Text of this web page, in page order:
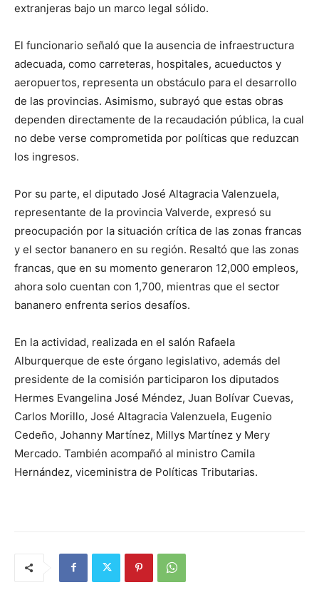
extranjeras bajo un marco legal sólido.
El funcionario señaló que la ausencia de infraestructura
adecuada, como carreteras, hospitales, acueductos y
aeropuertos, representa un obstáculo para el desarrollo
de las provincias. Asimismo, subrayó que estas obras
dependen directamente de la recaudación pública, la cual
no debe verse comprometida por políticas que reduzcan
los ingresos.
Por su parte, el diputado José Altagracia Valenzuela,
representante de la provincia Valverde, expresó su
preocupación por la situación crítica de las zonas francas
y el sector bananero en su región. Resaltó que las zonas
francas, que en su momento generaron 12,000 empleos,
ahora solo cuentan con 1,700, mientras que el sector
bananero enfrenta serios desafíos.
En la actividad, realizada en el salón Rafaela
Alburquerque de este órgano legislativo, además del
presidente de la comisión participaron los diputados
Hermes Evangelina José Méndez, Juan Bolívar Cuevas,
Carlos Morillo, José Altagracia Valenzuela, Eugenio
Cedeño, Johanny Martínez, Millys Martínez y Mery
Mercado. También acompañó al ministro Camila
Hernández, viceministra de Políticas Tributarias.